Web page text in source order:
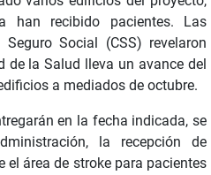
han recibido pacientes. Las
Social (CSS) revelaron
de la Salud lleva un avance del
a mediados de octubre.
en la fecha indicada, se
la recepción de
el área de stroke para pacientes